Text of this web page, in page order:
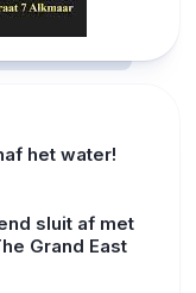
het water!
sluit af met
Grand East